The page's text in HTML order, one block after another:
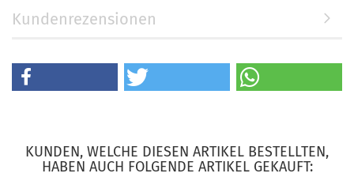
Kundenrezensionen
KUNDEN, WELCHE DIESEN ARTIKEL BESTELLTEN,
HABEN AUCH FOLGENDE ARTIKEL GEKAUFT: